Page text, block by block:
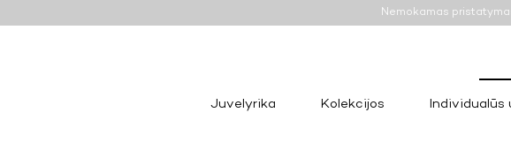
Nemokamas
Juvelyrika Kolekcijos Individualūs